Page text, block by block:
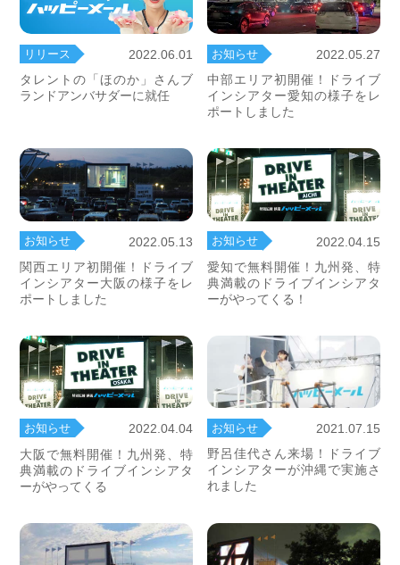
リリース
2022.06.01
タレントの「ほのか」さんブ
ランドアンバサダーに就任
お知らせ
2022.05.27
中部エリア初開催！ドライブ
インシアター愛知の様子をレ
ポートしました
お知らせ
2022.05.13
関西エリア初開催！ドライブ
インシアター大阪の様子をレ
ポートしました
お知らせ
2022.04.15
愛知で無料開催！九州発、特
典満載のドライブインシアタ
ーがやってくる！
お知らせ
2022.04.04
大阪で無料開催！九州発、特
典満載のドライブインシアタ
ーがやってくる
お知らせ
2021.07.15
野呂佳代さん来場！ドライブ
インシアターが沖縄で実施さ
れました